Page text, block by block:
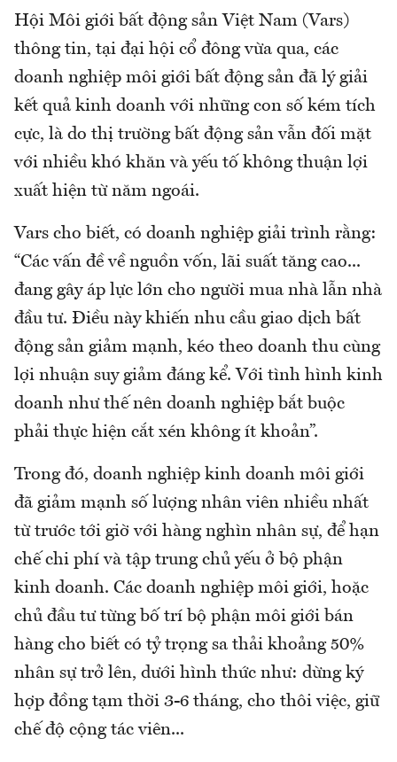
Hội Môi giới bất động sản Việt Nam (Vars)
thông tin, tại đại hội cổ đông vừa qua, các
doanh nghiệp môi giới bất động sản đã lý giải
kết quả kinh doanh với những con số kém tích
cực, là do thị trường bất động sản vẫn đối mặt
với nhiều khó khăn và yếu tố không thuận lợi
xuất hiện từ năm ngoái.
Vars cho biết, có doanh nghiệp giải trình rằng:
“Các vấn đề về nguồn vốn, lãi suất tăng cao...
đang gây áp lực lớn cho người mua nhà lẫn nhà
đầu tư. Điều này khiến nhu cầu giao dịch bất
động sản giảm mạnh, kéo theo doanh thu cùng
lợi nhuận suy giảm đáng kể. Với tình hình kinh
doanh như thế nên doanh nghiệp bắt buộc
phải thực hiện cắt xén không ít khoản”.
Trong đó, doanh nghiệp kinh doanh môi giới
đã giảm mạnh số lượng nhân viên nhiều nhất
từ trước tới giờ với hàng nghìn nhân sự, để hạn
chế chi phí và tập trung chủ yếu ở bộ phận
kinh doanh. Các doanh nghiệp môi giới, hoặc
chủ đầu tư từng bố trí bộ phận môi giới bán
hàng cho biết có tỷ trọng sa thải khoảng 50%
nhân sự trở lên, dưới hình thức như: dừng ký
hợp đồng tạm thời 3-6 tháng, cho thôi việc, giữ
chế độ cộng tác viên...